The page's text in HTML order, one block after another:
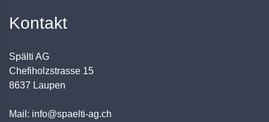
Kontakt
Spälti AG
Chefiholzstrasse 15
8637 Laupen
Mail: info@spaelti-ag.ch